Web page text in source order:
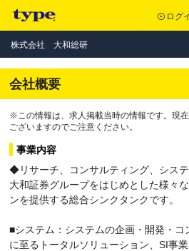
ログ
株式会社 大和総研
会社概要
※この情報は、求人掲載当時の情報です。現
ございますのでご注意ください。
事業内容
◆リサーチ、コンサルティング、シス
大和証券グループをはじめとした様々
ンを提供する総合シンクタンクです。
■システム：システムの企画・開発・コ
に至るトータルソリューション、SI事